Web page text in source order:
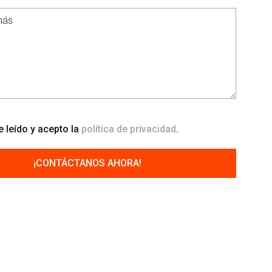
leído y acepto la política de privacidad.